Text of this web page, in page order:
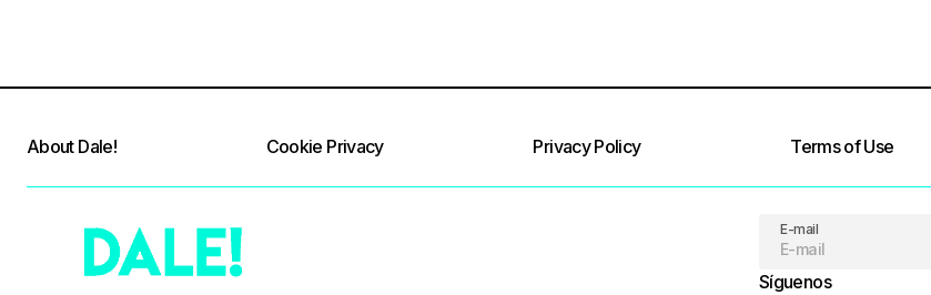
About Dale! Cookie Privacy Privacy Policy Terms of Use
E-mail
Síguenos